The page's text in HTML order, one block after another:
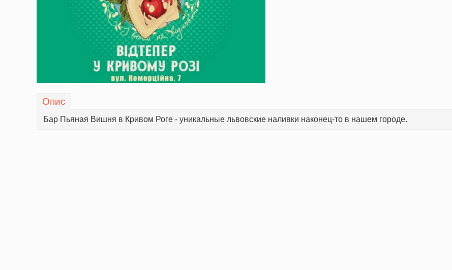
Опис
Бар Пьяная Вишня в Кривом Роге - уникальные львовские наливки наконец-то в нашем городе.